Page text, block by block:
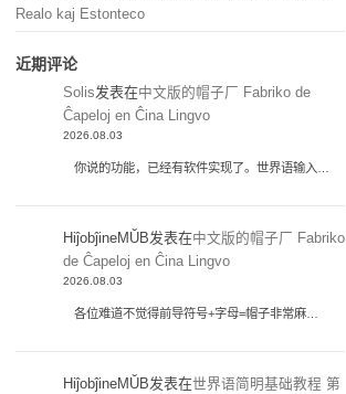
Realo kaj Estonteco
近期评论
Solis发表在中文版的帽子厂 Fabriko de
Ĉapeloj en Ĉina Lingvo
2026.08.03
你说的功能，已经有软件实现了。世界语输入…
HiĵobĵineMŬB发表在中文版的帽子厂 Fabriko
de Ĉapeloj en Ĉina Lingvo
2026.08.03
各位难道不觉得前导符号+字母=帽子非常麻…
HiĵobĵineMŬB发表在世界语简明基础教程 第